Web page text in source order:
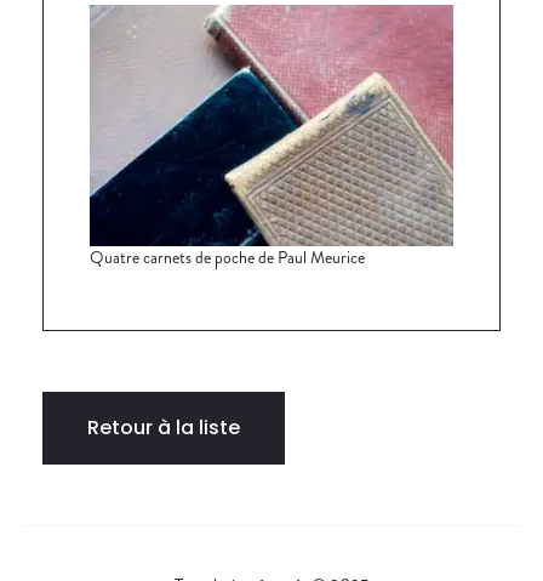
Quatre carnets de poche de Paul Meurice
Retour à la liste